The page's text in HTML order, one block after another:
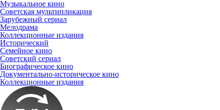
Музыкальное кино
Советская мультипликация
Зарубежный сериал
Мелодрама
Коллекционные издания
Исторический
Семейное кино
Советский сериал
Биографическое кино
Документально-историческое кино
Коллекционные издания